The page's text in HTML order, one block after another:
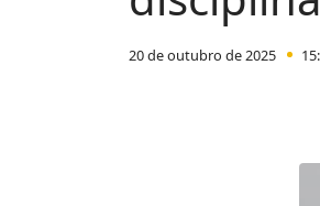
20 de outubro de 2025